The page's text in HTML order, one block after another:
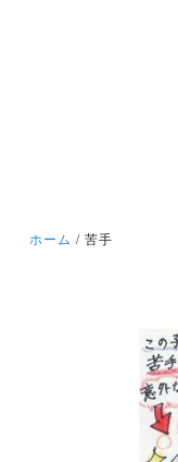
ホーム 苦手